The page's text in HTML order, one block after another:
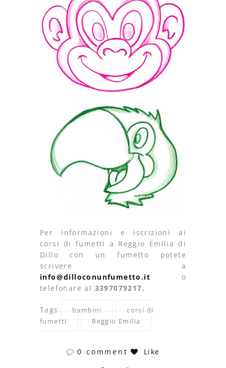
Per informazioni e iscrizioni ai
corsi di fumetti a Reggio Emilia di
Dillo con un fumetto potete
scrivere a
info@dilloconunfumetto.it o
telefonare al 3397079217.
Tags bambini
corsi di
fumetti
Reggio Emilia
0 comment Like